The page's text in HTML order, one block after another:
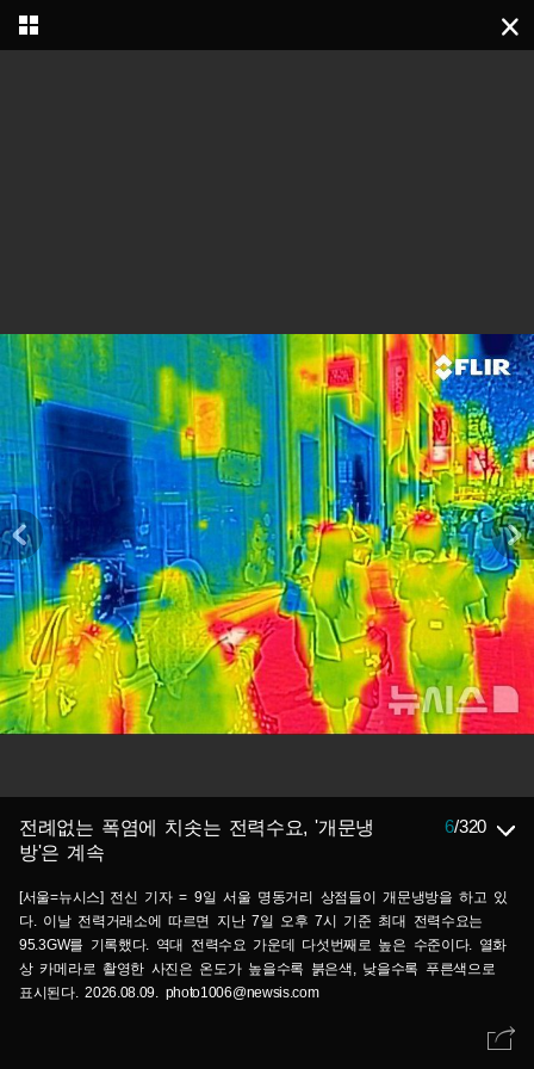
전례없는 폭염에 치솟는 전력수요, '개문냉
방'은 계속
6/320
[서울=뉴시스] 전신 기자 = 9일 서울 명동거리 상점들이 개문냉방을 하고 있
다. 이날 전력거래소에 따르면 지난 7일 오후 7시 기준 최대 전력수요는
95.3GW를 기록했다. 역대 전력수요 가운데 다섯번째로 높은 수준이다. 열화
상 카메라로 촬영한 사진은 온도가 높을수록 붉은색, 낮을수록 푸른색으로
표시된다. 2026.08.09. photo1006@newsis.com